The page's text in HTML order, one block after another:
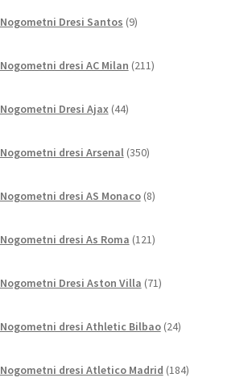
Nogometni Dresi Santos 9izdelkov
Nogometni dresi AC Milan 211izdelkov
Nogometni Dresi Ajax 44izdelkov
Nogometni dresi Arsenal 350izdelkov
Nogometni dresi AS Monaco 8izdelkov
Nogometni dresi As Roma 121izdelkov
Nogometni Dresi Aston Villa 71izdelkov
Nogometni dresi Athletic Bilbao 24izdelkov
Nogometni dresi Atletico Madrid 184izdelkov